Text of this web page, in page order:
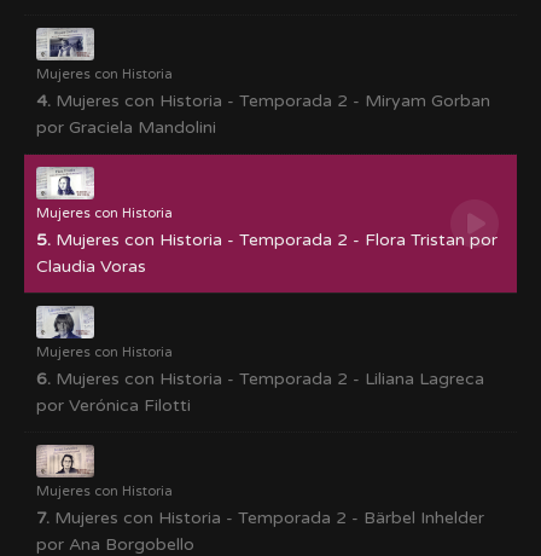
Mujeres con Historia
4. Mujeres con Historia - Temporada 2 - Miryam Gorban
por Graciela Mandolini
Mujeres con Historia
5. Mujeres con Historia - Temporada 2 - Flora Tristan por
Claudia Voras
Mujeres con Historia
6. Mujeres con Historia - Temporada 2 - Liliana Lagreca
por Verónica Filotti
Mujeres con Historia
7. Mujeres con Historia - Temporada 2 - Bärbel Inhelder
por Ana Borgobello